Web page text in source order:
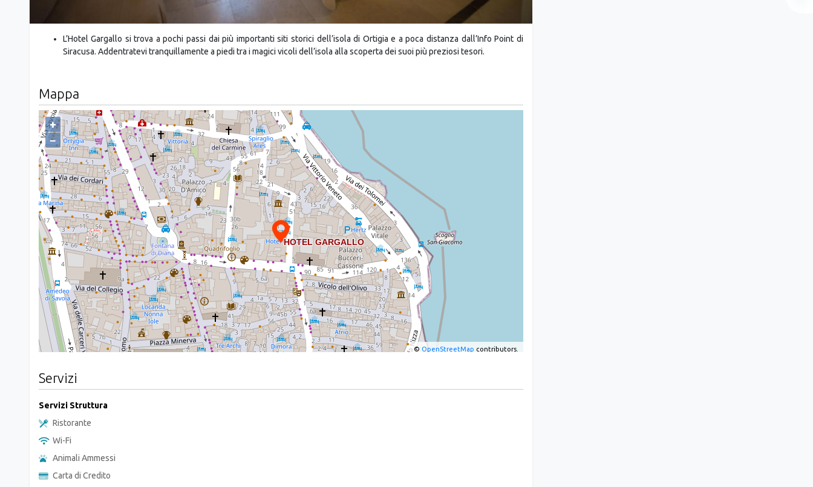
L’Hotel Gargallo si trova a pochi passi dai più importanti siti storici dell’isola di Ortigia e a poca distanza dall’Info Point di
Siracusa. Addentratevi tranquillamente a piedi tra i magici vicoli dell’isola alla scoperta dei suoi più preziosi tesori.
Mappa
+
−
©OpenStreetMap contributors.
Servizi
Servizi Struttura
Ristorante
Wi-Fi
Animali Ammessi
Carta di Credito